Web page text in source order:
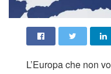
L’Europa che non